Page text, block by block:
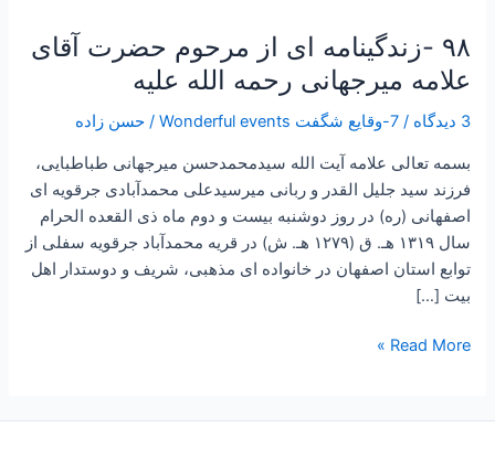
۹۸ -زندگینامه ای از مرحوم حضرت آقای
علامه میرجهانی رحمه الله علیه
3 دیدگاه /7-وقایع شگفت Wonderful events /حسن زاده
بسمه تعالی علامه آیت الله سیدمحمدحسن میرجهانی طباطبایی،
فرزند سید جلیل القدر و ربانی میرسیدعلی محمدآبادی جرقویه ای
اصفهانی (ره) در روز دوشنبه بیست و دوم ماه ذی القعده الحرام
سال ۱۳۱۹ هـ. ق (۱۲۷۹ هـ. ش) در قریه محمدآباد جرقویه سفلی از
توابع استان اصفهان در خانواده ای مذهبی، شریف و دوستدار اهل
بیت […]
Read More »